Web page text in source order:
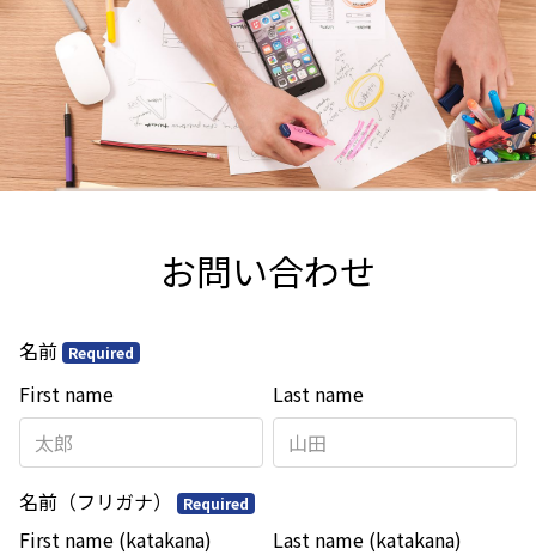
お問い合わせ
名前 Required
Last name
First name
名前（フリガナ） Required
Last name (katakana)
First name (katakana)